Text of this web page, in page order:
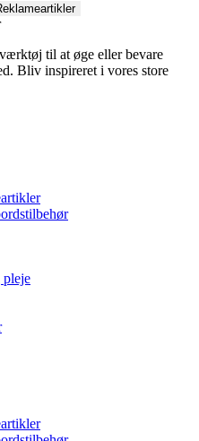
til at øge eller bevare
Bliv inspireret i vores store
pleje